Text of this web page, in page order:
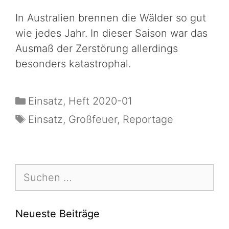
In Australien brennen die Wälder so gut
wie jedes Jahr. In dieser Saison war das
Ausmaß der Zerstörung allerdings
besonders katastrophal.
Einsatz, Heft 2020-01
Einsatz, Großfeuer, Reportage
Neueste Beiträge